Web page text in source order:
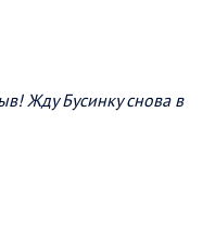
Жду Бусинку снова в